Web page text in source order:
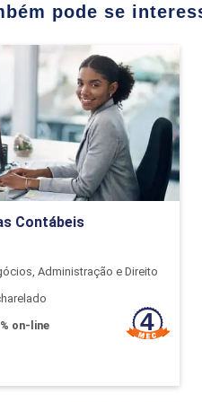
A Moderna
Políticas e
Planejamento
Governança
Estrutura de
Agropecuários
pode se
Contábeis
Administração e Direito
on-line
Ciências Contábeis
Detalhes do curso
Ir para Inscrição